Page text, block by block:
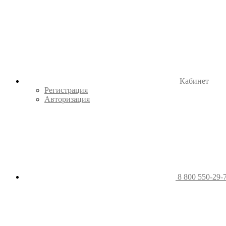
Кабинет
Регистрация
Авторизация
8 800 550-29-